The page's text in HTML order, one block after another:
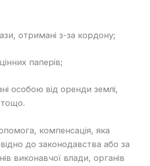
отримані з-за кордону;
паперів;
особою від оренди землі,
компенсація, яка
до законодавства або за
виконавчої влади, органів